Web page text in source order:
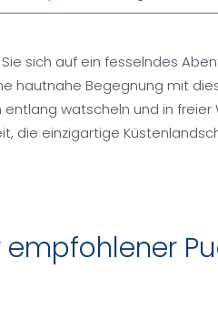
sich auf ein fesselndes
hautnahe Begegnung mit
entlang watscheln und in
die einzigartige
empfohlener